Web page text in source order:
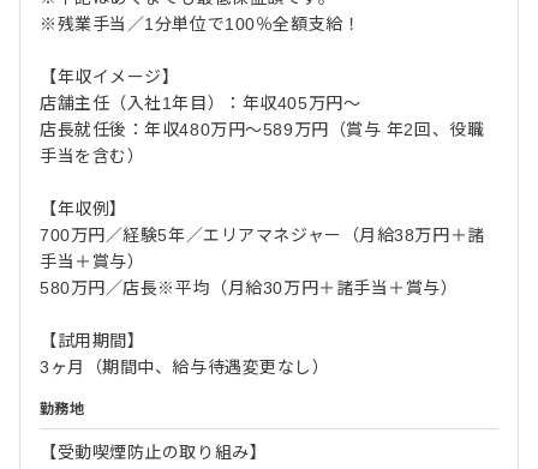
※残業手当／1分単位で100％全額支給！
【年収イメージ】
店舗主任（入社1年目）：年収405万円～
店長就任後：年収480万円～589万円（賞与 年2回、役職
手当を含む）
【年収例】
700万円／経験5年／エリアマネジャー（月給38万円＋諸
手当＋賞与）
580万円／店長※平均（月給30万円＋諸手当＋賞与）
【試用期間】
3ヶ月（期間中、給与待遇変更なし）
勤務地
【受動喫煙防止の取り組み】